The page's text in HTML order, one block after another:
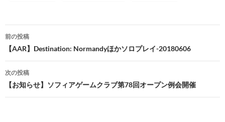
投
稿
ナ
ビ
ゲ
前の投稿
【AAR】Destination: Normandyほかソロプレイ-20180606
次の投稿
【お知らせ】ソフィアゲームクラブ第78回オープン例会開催